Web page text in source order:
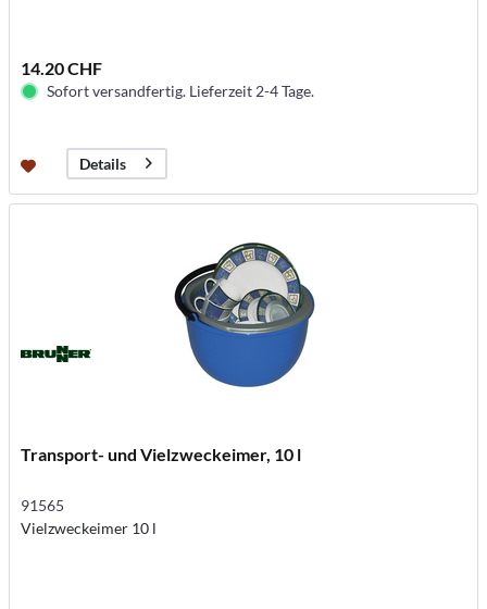
14.20 CHF
Sofort versandfertig. Lieferzeit 2-4 Tage.
Details
Transport- und Vielzweckeimer, 10 l
91565
Vielzweckeimer 10 l